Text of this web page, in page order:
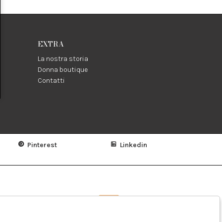
EXTRA
La nostra storia
Donna boutique
Contatti
Pinterest Linkedin